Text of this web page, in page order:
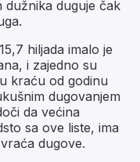
dužnika duguje čak
hiljada imalo je
i zajedno su
kraću od godinu
dugovanjem
da većina
sa ove liste, ima
dugove.